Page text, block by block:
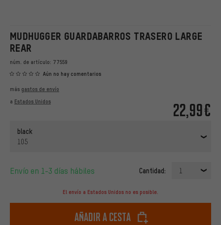
MUDHUGGER GUARDABARROS TRASERO LARGE
REAR
núm. de artículo: 77559
Aún no hay comentarios
22,99€
más gastos de envío
a Estados Unidos
black
105
Envío en 1-3 días hábiles Cantidad: 1
El envío a Estados Unidos no es posible.
Añadir a cesta